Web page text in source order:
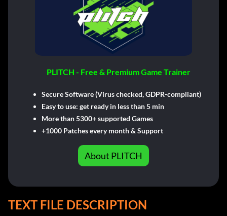
PLITCH - Free & Premium Game Trainer
Secure Software (Virus checked, GDPR-compliant)
Easy to use: get ready in less than 5 min
More than 5300+ supported Games
+1000 Patches every month & Support
About PLITCH
TEXT FILE DESCRIPTION